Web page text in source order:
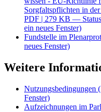
Sorgfaltspflichten in
PDF | 279 KB —
ein neues Fenster)
Fundstelle im
neues Fenster)
Weitere
Nutzungsbedingungen
Fenster)
Aufzeichnungen im